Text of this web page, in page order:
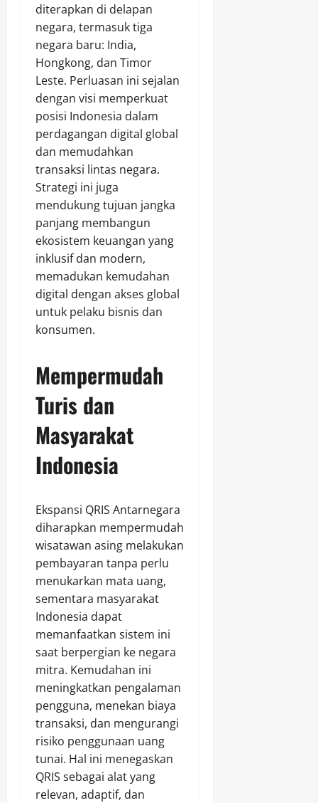
diterapkan di delapan
negara, termasuk tiga
negara baru: India,
Hongkong, dan Timor
Leste. Perluasan ini sejalan
dengan visi memperkuat
posisi Indonesia dalam
perdagangan digital global
dan memudahkan
transaksi lintas negara.
Strategi ini juga
mendukung tujuan jangka
panjang membangun
ekosistem keuangan yang
inklusif dan modern,
memadukan kemudahan
digital dengan akses global
untuk pelaku bisnis dan
konsumen.
Mempermudah
Turis dan
Masyarakat
Indonesia
Ekspansi QRIS Antarnegara
diharapkan mempermudah
wisatawan asing melakukan
pembayaran tanpa perlu
menukarkan mata uang,
sementara masyarakat
Indonesia dapat
memanfaatkan sistem ini
saat berpergian ke negara
mitra. Kemudahan ini
meningkatkan pengalaman
pengguna, menekan biaya
transaksi, dan mengurangi
risiko penggunaan uang
tunai. Hal ini menegaskan
QRIS sebagai alat yang
relevan, adaptif, dan